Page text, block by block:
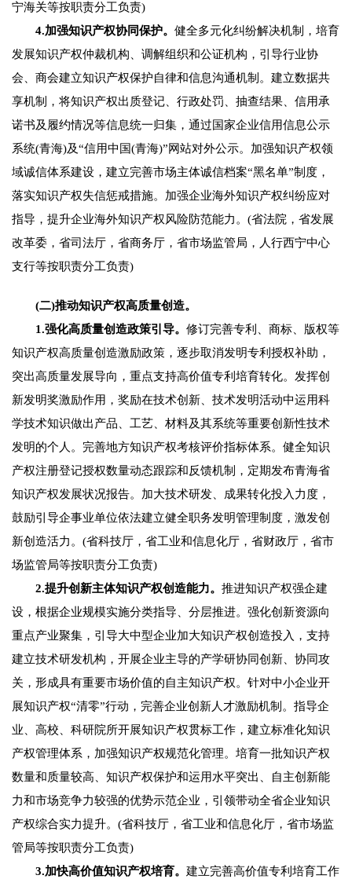
宁海关等按职责分工负责)
4.加强知识产权协同保护。 健全多元化纠纷解决机制，培育
发展知识产权仲裁机构、调解组织和公证机构，引导行业协
会、商会建立知识产权保护自律和信息沟通机制。建立数据共
享机制，将知识产权出质登记、行政处罚、抽查结果、信用承
诺书及履约情况等信息统一归集，通过国家企业信用信息公示
系统(青海)及“信用中国(青海)”网站对外公示。加强知识产权领
域诚信体系建设，建立完善市场主体诚信档案“黑名单”制度，
落实知识产权失信惩戒措施。加强企业海外知识产权纠纷应对
指导，提升企业海外知识产权风险防范能力。(省法院，省发展
改革委，省司法厅，省商务厅，省市场监管局，人行西宁中心
支行等按职责分工负责)
(二)推动知识产权高质量创造。
1.强化高质量创造政策引导。 修订完善专利、商标、版权等
知识产权高质量创造激励政策，逐步取消发明专利授权补助，
突出高质量发展导向，重点支持高价值专利培育转化。发挥创
新发明奖激励作用，奖励在技术创新、技术发明活动中运用科
学技术知识做出产品、工艺、材料及其系统等重要创新性技术
发明的个人。完善地方知识产权考核评价指标体系。健全知识
产权注册登记授权数量动态跟踪和反馈机制，定期发布青海省
知识产权发展状况报告。加大技术研发、成果转化投入力度，
鼓励引导企事业单位依法建立健全职务发明管理制度，激发创
新创造活力。(省科技厅，省工业和信息化厅，省财政厅，省市
场监管局等按职责分工负责)
2.提升创新主体知识产权创造能力。 推进知识产权强企建
设，根据企业规模实施分类指导、分层推进。强化创新资源向
重点产业聚集，引导大中型企业加大知识产权创造投入，支持
建立技术研发机构，开展企业主导的产学研协同创新、协同攻
关，形成具有重要市场价值的自主知识产权。针对中小企业开
展知识产权“清零”行动，完善企业创新人才激励机制。指导企
业、高校、科研院所开展知识产权贯标工作，建立标准化知识
产权管理体系，加强知识产权规范化管理。培育一批知识产权
数量和质量较高、知识产权保护和运用水平突出、自主创新能
力和市场竞争力较强的优势示范企业，引领带动全省企业知识
产权综合实力提升。(省科技厅，省工业和信息化厅，省市场监
管局等按职责分工负责)
3.加快高价值知识产权培育。 建立完善高价值专利培育工作